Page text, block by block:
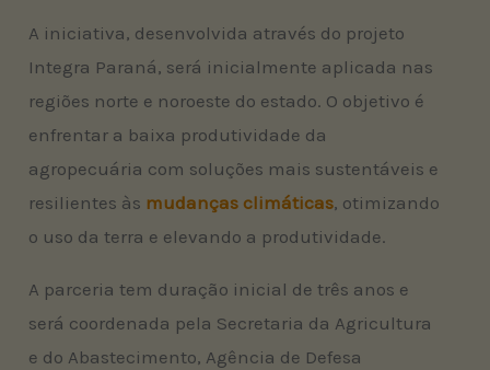
A iniciativa, desenvolvida através do projeto
Integra Paraná, será inicialmente aplicada nas
regiões norte e noroeste do estado. O objetivo é
enfrentar a baixa produtividade da
agropecuária com soluções mais sustentáveis e
resilientes às mudanças climáticas, otimizando
o uso da terra e elevando a produtividade.
A parceria tem duração inicial de três anos e
será coordenada pela Secretaria da Agricultura
e do Abastecimento, Agência de Defesa